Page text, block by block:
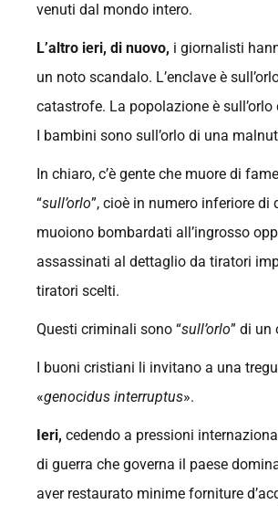
venuti dal mondo intero.
L’altro ieri, di nuovo, i giornalisti
un noto scandalo. L’enclave è
catastrofe. La popolazione è sull’orlo
I bambini sono sull’orlo di una
In chiaro, c’è gente che muore di
“sull’orlo”, cioè in numero inferiore di
muoiono bombardati all’ingrosso
assassinati al dettaglio da tiratori
tiratori scelti.
Questi criminali sono “sull’orlo” di un
I buoni cristiani li invitano a una
«genocidus interruptus».
Ieri, cedendo a pressioni
di guerra che governa il paese
aver restaurato minime forniture